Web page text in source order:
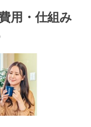
用・仕組み